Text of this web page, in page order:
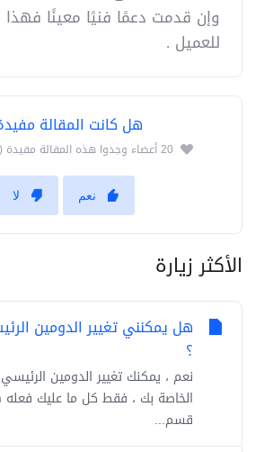
وإن قدمت دعمًا فنيًا معينًا فهذا
للعميل .
هل كانت المقالة
20 أعضاء وجدوا هذه المقالة مفيدة (24 التصويتات)
نعم لا
الأكثر زيارة
هل يمكنني تغيير الدومين
؟
نعم ، يمكنك تغيير الدومين
الخاصة بك ، فقط كل ما عليك
قسم...